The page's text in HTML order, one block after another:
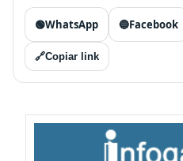
🟢WhatsApp 🔵Facebook
🔗Copiar link